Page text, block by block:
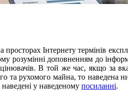
Інтернету термінів
розумінні доповненням до
В той же час, якщо за
та рухомого майна, то наведена
у наведеному посиланні.